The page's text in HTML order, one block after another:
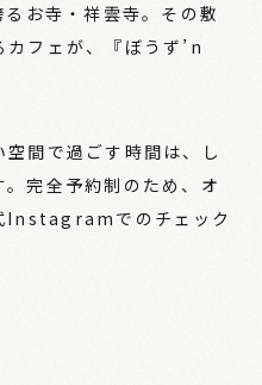
お寺・祥雲寺。その敷
フェが、『ぼうず’n
間で過ごす時間は、し
完全予約制のため、オ
Instagramでのチェック